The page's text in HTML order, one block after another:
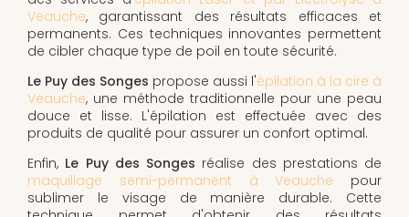
Veauche, garantissant des résultats efficaces et
permanents. Ces techniques innovantes permettent
de cibler chaque type de poil en toute sécurité.
Le Puy des Songes propose aussi l'épilation à la cire à
Veauche, une méthode traditionnelle pour une peau
douce et lisse. L'épilation est effectuée avec des
produits de qualité pour assurer un confort optimal.
Enfin, Le Puy des Songes réalise des prestations de
maquillage semi-permanent à Veauche pour
sublimer le visage de manière durable. Cette